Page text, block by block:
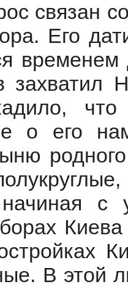
связан
Его
захватил
что
о его
с
В этой